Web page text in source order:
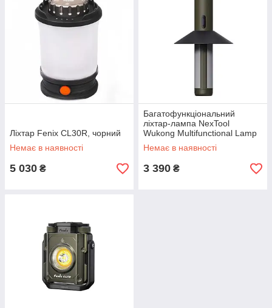
Ліхтар Fenix CL30R, чорний
Немає в наявності
5 030 ₴
Багатофункціональний
ліхтар-лампа NexTool
Wukong Multifunctional Lamp
Немає в наявності
3 390 ₴